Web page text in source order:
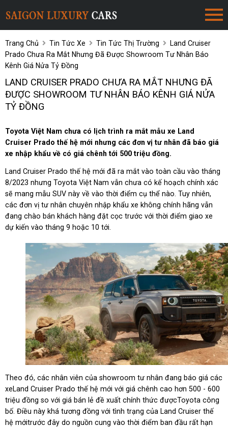
Trang Chủ Tin Tức Xe Tin Tức Thị Trường
Land Cruiser
Prado Chưa Ra Mắt Nhưng Đã Được Showroom Tư Nhân Báo
Kênh Giá Nửa Tỷ Đồng
LAND CRUISER PRADO CHƯA RA MẮT NHƯNG ĐÃ
ĐƯỢC SHOWROOM TƯ NHÂN BÁO KÊNH GIÁ NỬA
TỶ ĐỒNG
Toyota Việt Nam chưa có lịch trình ra mắt mẫu xe Land
Cruiser Prado thế hệ mới nhưng các đơn vị tư nhân đã báo giá
xe nhập khẩu về có giá chênh tới 500 triệu đồng.
Land Cruiser Prado thế hệ mới đã ra mắt vào toàn cầu vào tháng
8/2023 nhưng Toyota Việt Nam vẫn chưa có kế hoạch chính xác
sẽ mang mẫu SUV này về vào thời điểm cụ thể nào. Tuy nhiên,
các đơn vị tư nhân chuyên nhập khẩu xe không chính hãng vẫn
đang chào bán khách hàng đặt cọc trước với thời điểm giao xe
dự kiến vào tháng 9 hoặc 10 tới.
Theo đó, các nhân viên của showroom tư nhân đang báo giá các
xeLand Cruiser Prado thế hệ mới với giá chênh cao hơn 500 - 600
triệu đồng so với giá bán lẻ đề xuất chính thức đượcToyota công
bố. Điều này khá tương đồng với tình trạng của Land Cruiser thế
hệ mớitrước đây do nguồn cung vào thời điểm ban đầu rất hạn